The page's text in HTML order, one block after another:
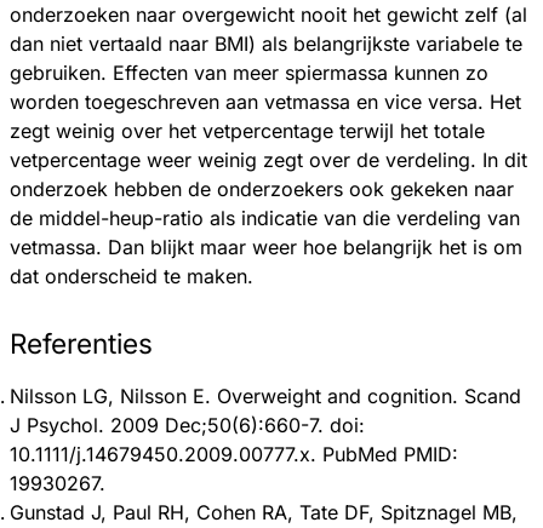
onderzoeken naar overgewicht nooit het gewicht zelf (al
dan niet vertaald naar BMI) als belangrijkste variabele te
gebruiken. Effecten van meer spiermassa kunnen zo
worden toegeschreven aan vetmassa en vice versa. Het
zegt weinig over het vetpercentage terwijl het totale
vetpercentage weer weinig zegt over de verdeling. In dit
onderzoek hebben de onderzoekers ook gekeken naar
de middel-heup-ratio als indicatie van die verdeling van
vetmassa. Dan blijkt maar weer hoe belangrijk het is om
dat onderscheid te maken.
Referenties
Nilsson LG, Nilsson E. Overweight and cognition. Scand
J Psychol. 2009 Dec;50(6):660-7. doi:
10.1111/j.14679450.2009.00777.x. PubMed PMID:
19930267.
Gunstad J, Paul RH, Cohen RA, Tate DF, Spitznagel MB,